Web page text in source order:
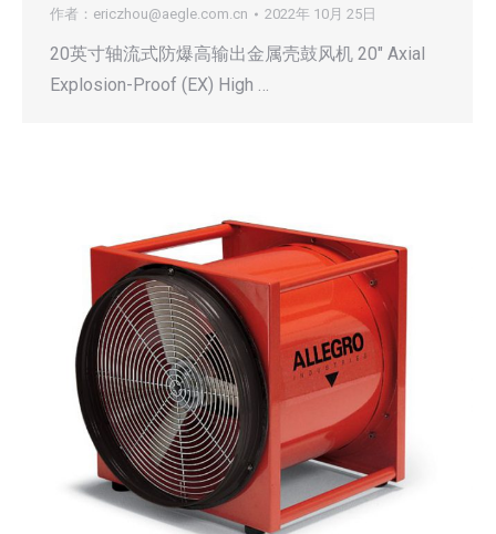
作者： ericzhou@aegle.com.cn 2022年 10月 25日
20英寸轴流式防爆高输出金属壳鼓风机 20″ Axial
Explosion-Proof (EX) High …